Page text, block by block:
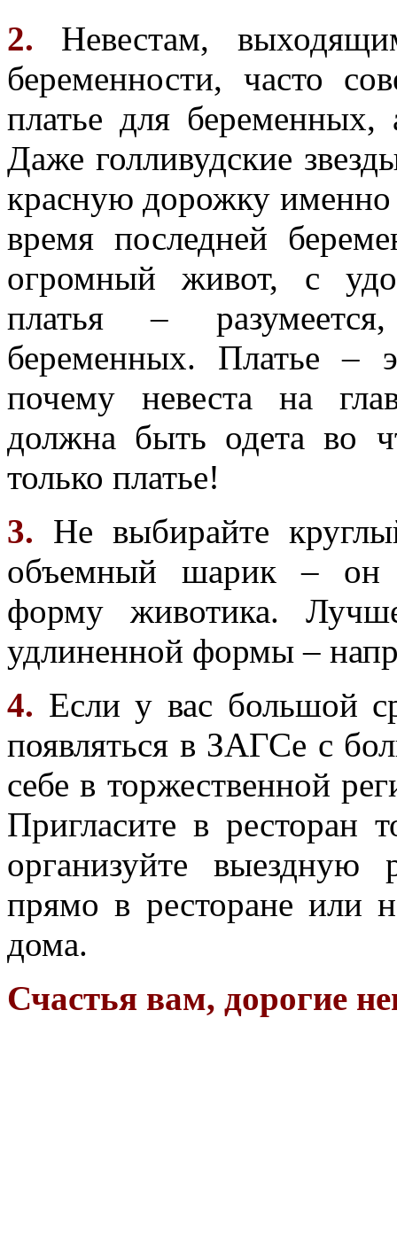
2. Невестам,
беременности, часто
платье для
Даже голливудские
красную дорожку
время последней
огромный живот, с
платья –
беременных. Платье –
почему невеста на
должна быть одета во
только платье!
3. Не выбирайте
объемный шарик – он
форму животика.
удлиненной формы –
4. Если у вас большой
появляться в ЗАГСе с
себе в торжественной
Пригласите в ресторан
организуйте
прямо в ресторане или
дома.
Счастья вам, дорогие